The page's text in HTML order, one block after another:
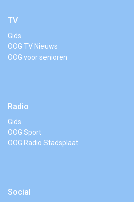
TV
Gids
OOG TV Nieuws
OOG voor senioren
Radio
Gids
OOG Sport
OOG Radio Stadsplaat
Social